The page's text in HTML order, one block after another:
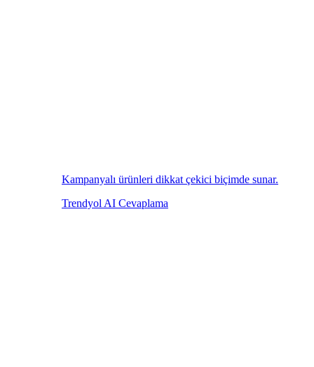
Kampanyalı ürünleri dikkat çekici biçimde sunar.
Trendyol AI Cevaplama